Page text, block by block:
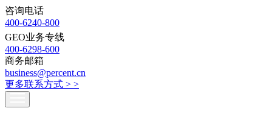
咨询电话
400-6240-800
GEO业务专线
400-6298-600
商务邮箱
business@percent.cn
更多联系方式 > >